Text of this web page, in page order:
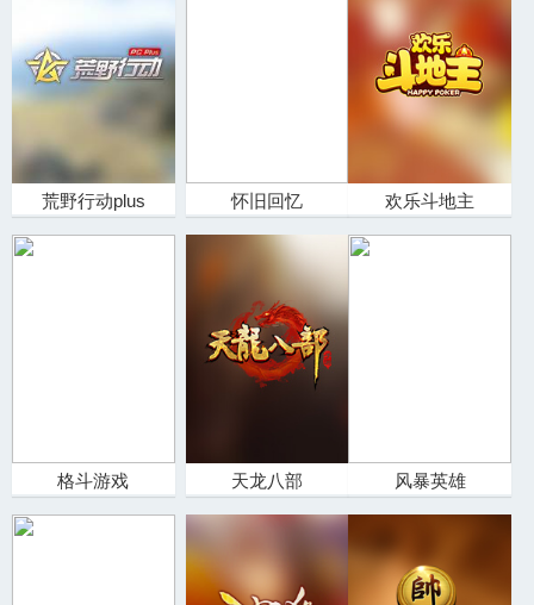
荒野行动plus 怀旧回忆 欢乐斗地主
格斗游戏 天龙八部 风暴英雄